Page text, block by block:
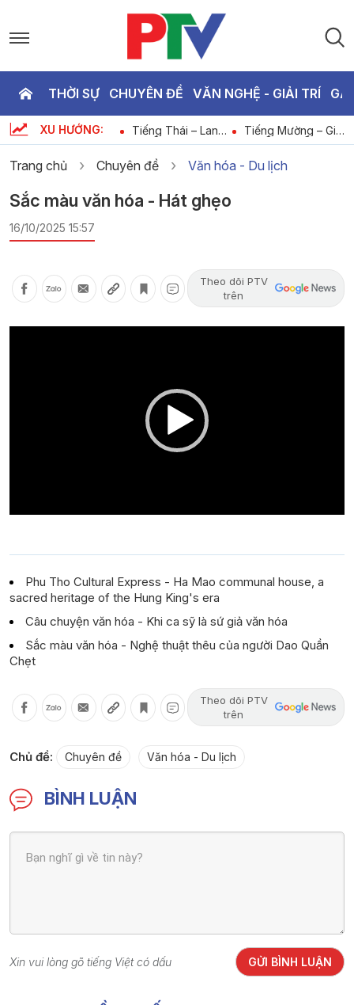
THỜI SỰ CHUYÊN ĐỀ VĂN NGHỆ - GIẢI TRÍ
XU HƯỚNG:
Tạp chí dân tộc
miền núi và phát
đau từ quá khứ
Tiếng Thái – Lan
tỏa phong trào học
tập suốt đời xây
dựng xã hội học
Tiếng Mường – Giữ
lửa cộng đồng
vụ số
Trang chủ Chuyên đề Văn hóa - Du lịch
Sắc màu văn hóa - Hát ghẹo
16/10/2025 15:57
Theo dõi PTV
trên
Phu Tho Cultural Express - Ha Mao communal house, a
sacred heritage of the Hung King's era
Câu chuyện văn hóa - Khi ca sỹ là sứ giả văn hóa
Sắc màu văn hóa - Nghệ thuật thêu của người Dao Quần
Chẹt
Theo dõi PTV
trên
Chủ đề: Chuyên đề Văn hóa - Du lịch
BÌNH LUẬN
Xin vui lòng gõ tiếng Việt có dấu GỬI BÌNH LUẬN